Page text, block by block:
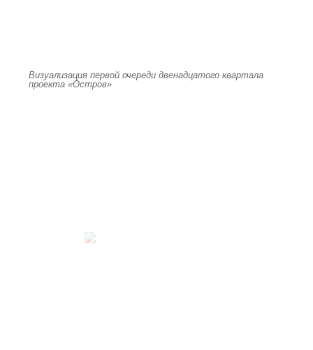
Визуализация первой очереди двенадцатого квартала
проекта «Остров»